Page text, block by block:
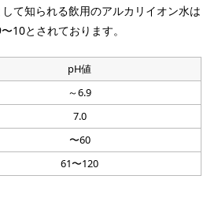
て知られる飲用のアルカリイオン水は
10とされております。
pH値
～6.9
7.0
〜60
61〜120